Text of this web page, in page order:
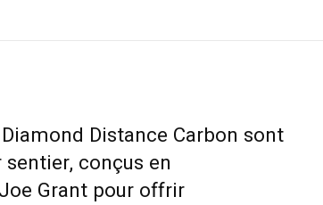
Distance Carbon sont
conçus en
Grant pour offrir